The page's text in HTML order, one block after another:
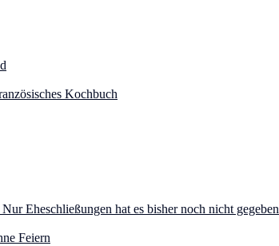
Kochbuch
Eheschließungen hat es bisher noch nicht gegeben
Feiern